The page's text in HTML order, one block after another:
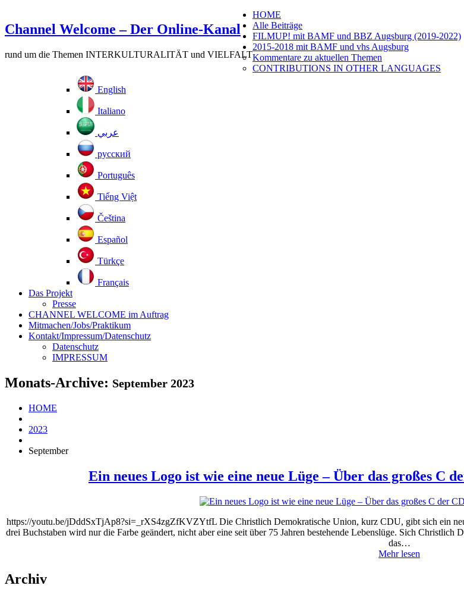
Channel Welcome – Der Online-Kanal
rund um die Themen INTERKULTURALITÄT und VIELFALT
HOME
Alle Beiträge
FILMUP! mit BAMF und BBZ Augsburg (2019-2022)
2015-2018 mit BAMF und vhs Augsburg
Kommentare zu aktuellen Themen
CONTRIBUTIONS IN OTHER LANGUAGES
English
Italiano
عربي
русский
Português
Tiếng Việt
Čeština
Español
Türkçe
Français
Das Projekt
Presse
CHANNEL WELCOME im Auftrag
Mitmachen/Jobs/Praktikum
Kontakt/Impressum/Datenschutz
Datenschutz
IMPRESSUM
Monats-Archive: September 2023
HOME
2023
September
Ein neues Logo ist wie eine neue Lüge – Über das großes C
https://youtu.be/jDddSxTjAp8?si=_rXS4zgZfKVZYtfL Die Christlich Demokratische Union, kurz CDU, gibt sich ein
drei Buchstaben wird nur die Farbe geändert, nicht aber eine seit über 75 Jahren bestehende Lebenslüge. Sich
das…
Mehr lesen
Archiv